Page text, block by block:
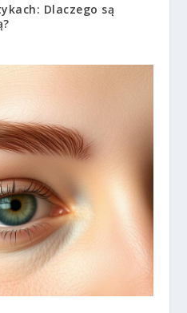
Dlaczego są